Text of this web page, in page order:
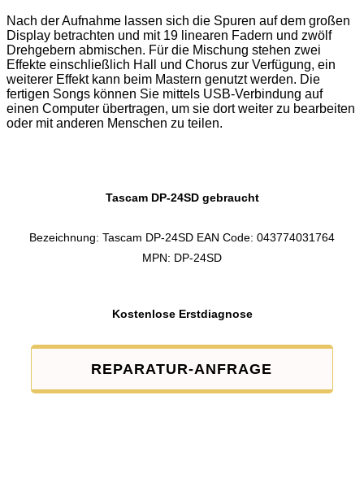
Nach der Aufnahme lassen sich die Spuren auf dem großen
Display betrachten und mit 19 linearen Fadern und zwölf
Drehgebern abmischen. Für die Mischung stehen zwei
Effekte einschließlich Hall und Chorus zur Verfügung, ein
weiterer Effekt kann beim Mastern genutzt werden. Die
fertigen Songs können Sie mittels USB-Verbindung auf
einen Computer übertragen, um sie dort weiter zu bearbeiten
oder mit anderen Menschen zu teilen.
Tascam DP-24SD gebraucht
Bezeichnung: Tascam DP-24SD EAN Code: 043774031764
MPN: DP-24SD
Kostenlose Erstdiagnose
REPARATUR-ANFRAGE